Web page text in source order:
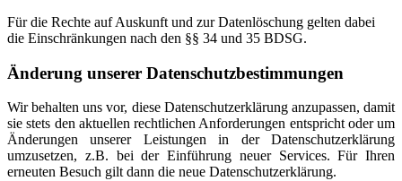
Für die Rechte auf Auskunft und zur Datenlöschung gelten dabei
die Einschränkungen nach den §§ 34 und 35 BDSG.
Änderung unserer Datenschutzbestimmungen
Wir behalten uns vor, diese Datenschutzerklärung anzupassen, damit
sie stets den aktuellen rechtlichen Anforderungen entspricht oder um
Änderungen unserer Leistungen in der Datenschutzerklärung
umzusetzen, z.B. bei der Einführung neuer Services. Für Ihren
erneuten Besuch gilt dann die neue Datenschutzerklärung.